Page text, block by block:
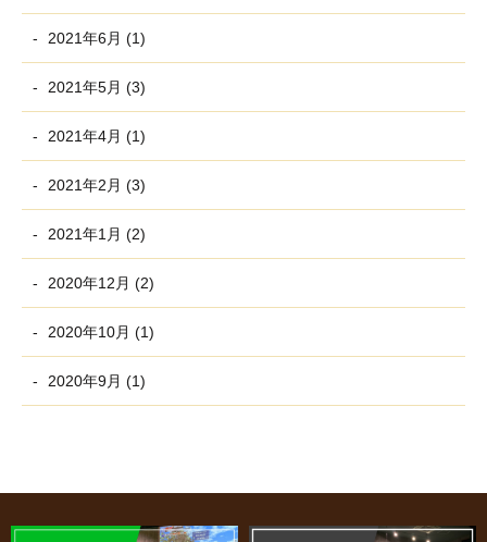
2021年6月 (1)
2021年5月 (3)
2021年4月 (1)
2021年2月 (3)
2021年1月 (2)
2020年12月 (2)
2020年10月 (1)
2020年9月 (1)